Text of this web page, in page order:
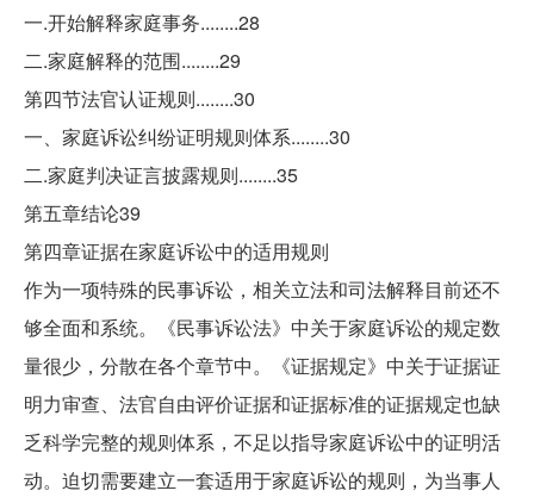
一.开始解释家庭事务........28
二.家庭解释的范围........29
第四节法官认证规则........30
一、家庭诉讼纠纷证明规则体系........30
二.家庭判决证言披露规则........35
第五章结论39
第四章证据在家庭诉讼中的适用规则
作为一项特殊的民事诉讼，相关立法和司法解释目前还不
够全面和系统。《民事诉讼法》中关于家庭诉讼的规定数
量很少，分散在各个章节中。《证据规定》中关于证据证
明力审查、法官自由评价证据和证据标准的证据规定也缺
乏科学完整的规则体系，不足以指导家庭诉讼中的证明活
动。迫切需要建立一套适用于家庭诉讼的规则，为当事人